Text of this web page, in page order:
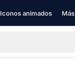
Iconos animados Más